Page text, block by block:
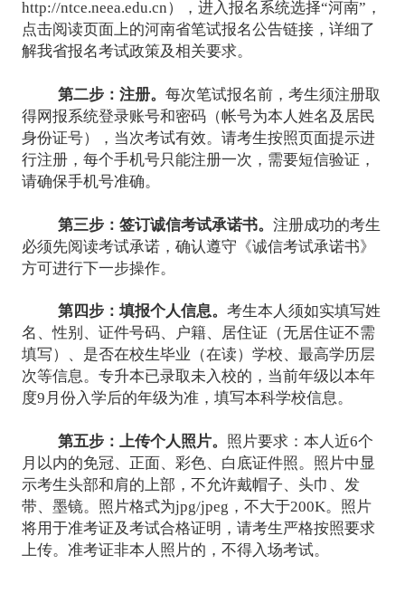
http://ntce.neea.edu.cn），进入报名系统选择“河南”，
点击阅读页面上的河南省笔试报名公告链接，详细了
解我省报名考试政策及相关要求。
第二步：注册。 每次笔试报名前，考生须注册取
得网报系统登录账号和密码（帐号为本人姓名及居民
身份证号），当次考试有效。请考生按照页面提示进
行注册，每个手机号只能注册一次，需要短信验证，
请确保手机号准确。
第三步：签订诚信考试承诺书。 注册成功的考生
必须先阅读考试承诺，确认遵守《诚信考试承诺书》
方可进行下一步操作。
第四步：填报个人信息。 考生本人须如实填写姓
名、性别、证件号码、户籍、居住证（无居住证不需
填写）、是否在校生毕业（在读）学校、最高学历层
次等信息。专升本已录取未入校的，当前年级以本年
度9月份入学后的年级为准，填写本科学校信息。
第五步：上传个人照片。 照片要求：本人近6个
月以内的免冠、正面、彩色、白底证件照。照片中显
示考生头部和肩的上部，不允许戴帽子、头巾、发
带、墨镜。照片格式为jpg/jpeg，不大于200K。照片
将用于准考证及考试合格证明，请考生严格按照要求
上传。准考证非本人照片的，不得入场考试。